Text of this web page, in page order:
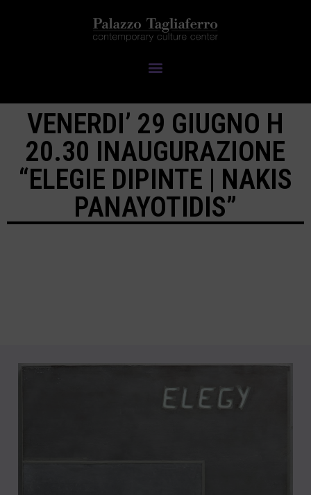
VENERDI’ 29 GIUGNO H
20.30 INAUGURAZIONE
“ELEGIE DIPINTE | NAKIS
PANAYOTIDIS”